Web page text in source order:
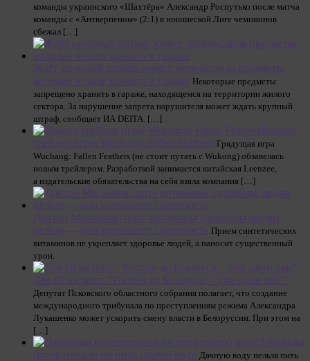
команды украинского «Шахтёра» Александр Роспутько после матча
команды с «Антверпеном» (2:1) в юношеской Лиге чемпионов
сбежал […]
Ждёт крупный штраф: юрист перечислила предметы,
которые нельзя хранить в гараже Некоторые предметы
запрещено хранить в гараже, находящемся на территории жилого
сектора. За нарушение запрета нарушителя может ждать крупный
штраф, сообщает ИА DEITA. […]
Вышел
трейлер игры Wuchang: Fallen Feathers Грядущая игра
Wuchang: Fallen Feathers (не стоит путать с Wukong) обзавелась
новым трейлером. Разработкой занимается китайская Leenzee,
а издательские обязательства на себя взяла компания […]
Доктор Мясников: пить витамины здоровым людям
нельзя — они повышают смертность Прием синтетических
витаминов не укрепляет здоровье людей, а наносит существенный
урон.
Лев Шлосберг: “России до Беларуси – уже один шаг”
Депутат Псковского областного собрания полагает, что создание
международного трибунала по преступлениям режима Александра
Лукашенко может ускорить смену власти в Белоруссии. При этом на
[…]
Дачникам
посоветовали не пить сырую воду Дачную воду нельзя пить